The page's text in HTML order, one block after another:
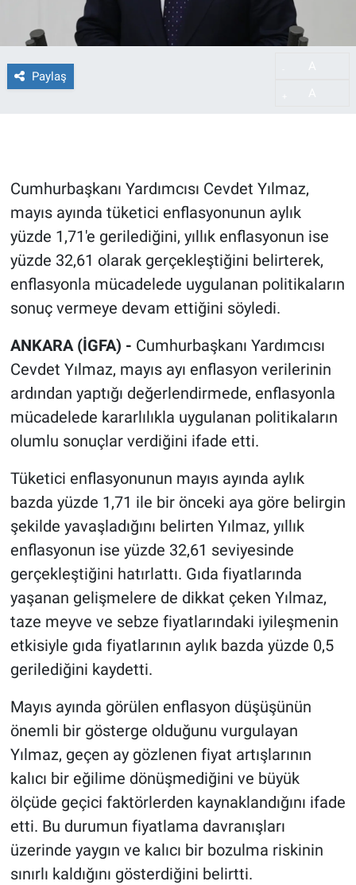
Paylaş
Cumhurbaşkanı Yardımcısı Cevdet Yılmaz,
mayıs ayında tüketici enflasyonunun aylık
yüzde 1,71'e gerilediğini, yıllık enflasyonun ise
yüzde 32,61 olarak gerçekleştiğini belirterek,
enflasyonla mücadelede uygulanan politikaların
sonuç vermeye devam ettiğini söyledi.
ANKARA (İGFA) - Cumhurbaşkanı Yardımcısı
Cevdet Yılmaz, mayıs ayı enflasyon verilerinin
ardından yaptığı değerlendirmede, enflasyonla
mücadelede kararlılıkla uygulanan politikaların
olumlu sonuçlar verdiğini ifade etti.
Tüketici enflasyonunun mayıs ayında aylık
bazda yüzde 1,71 ile bir önceki aya göre belirgin
şekilde yavaşladığını belirten Yılmaz, yıllık
enflasyonun ise yüzde 32,61 seviyesinde
gerçekleştiğini hatırlattı. Gıda fiyatlarında
yaşanan gelişmelere de dikkat çeken Yılmaz,
taze meyve ve sebze fiyatlarındaki iyileşmenin
etkisiyle gıda fiyatlarının aylık bazda yüzde 0,5
gerilediğini kaydetti.
Mayıs ayında görülen enflasyon düşüşünün
önemli bir gösterge olduğunu vurgulayan
Yılmaz, geçen ay gözlenen fiyat artışlarının
kalıcı bir eğilime dönüşmediğini ve büyük
ölçüde geçici faktörlerden kaynaklandığını ifade
etti. Bu durumun fiyatlama davranışları
üzerinde yaygın ve kalıcı bir bozulma riskinin
sınırlı kaldığını gösterdiğini belirtti.